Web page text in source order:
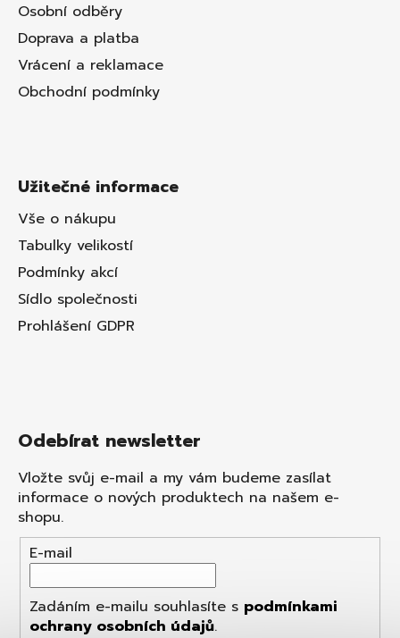
Osobní odběry
Doprava a platba
Vrácení a reklamace
Obchodní podmínky
Užitečné informace
Vše o nákupu
Tabulky velikostí
Podmínky akcí
Sídlo společnosti
Prohlášení GDPR
Odebírat newsletter
Vložte svůj e-mail a my vám budeme zasílat
informace o nových produktech na našem e-
shopu.
E-mail
Zadáním e-mailu souhlasíte s podmínkami
ochrany osobních údajů.